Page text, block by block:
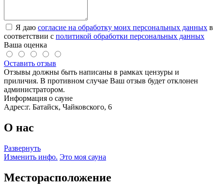
Я даю согласие на обработку моих персональных данных в
соответствии с политикой обработки персональных данных
Ваша оценка
Оставить отзыв
Отзывы должны быть написаны в рамках цензуры и
приличия. В противном случае Ваш отзыв будет отклонен
администратором.
Информация о сауне
Адрес:г. Батайск, Чайковского, 6
О нас
Развернуть
Изменить инфо. Это моя сауна
Месторасположение